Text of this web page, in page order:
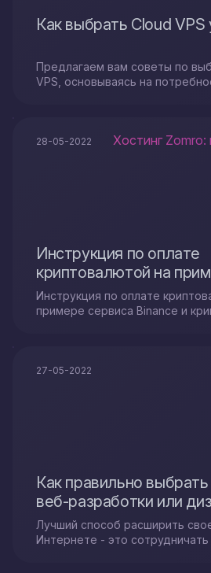
Как выбрать Cloud VPS
Предлагаем вам советы по
VPS, основываясь на
28-05-2022 Хостинг
Инструкция по оплате
криптовалютой на
Binance и
Инструкция по оплате
примере сервиса Binance и
27-05-2022
Как правильно
веб-разработки или
Лучший способ расширить
Интернете - это сотрудничать